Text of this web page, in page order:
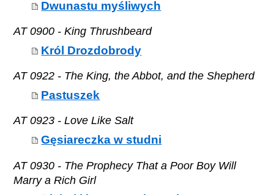
Dwunastu myśliwych
AT 0900 - King Thrushbeard
Król Drozdobrody
AT 0922 - The King, the Abbot, and the Shepherd
Pastuszek
AT 0923 - Love Like Salt
Gęsiareczka w studni
AT 0930 - The Prophecy That a Poor Boy Will
Marry a Rich Girl